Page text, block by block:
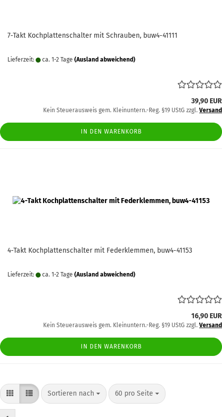
7-Takt Kochplattenschalter mit Schrauben, buw4-41111
Lieferzeit: ca. 1-2 Tage (Ausland abweichend)
39,90 EUR
Kein Steuerausweis gem. Kleinuntern.-Reg. §19 UStG zzgl. Versand
IN DEN WARENKORB
4-Takt Kochplattenschalter mit Federklemmen, buw4-41153
Lieferzeit: ca. 1-2 Tage (Ausland abweichend)
16,90 EUR
Kein Steuerausweis gem. Kleinuntern.-Reg. §19 UStG zzgl. Versand
IN DEN WARENKORB
Sortieren nach
Sortieren nach 60 pro Seite
pro Seite